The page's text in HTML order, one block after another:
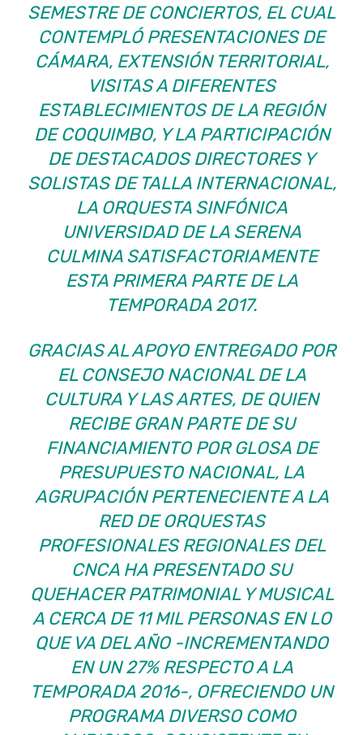
SEMESTRE DE CONCIERTOS, EL CUAL
CONTEMPLÓ PRESENTACIONES DE
CÁMARA, EXTENSIÓN TERRITORIAL,
VISITAS A DIFERENTES
ESTABLECIMIENTOS DE LA REGIÓN
DE COQUIMBO, Y LA PARTICIPACIÓN
DE DESTACADOS DIRECTORES Y
SOLISTAS DE TALLA INTERNACIONAL,
LA ORQUESTA SINFÓNICA
UNIVERSIDAD DE LA SERENA
CULMINA SATISFACTORIAMENTE
ESTA PRIMERA PARTE DE LA
TEMPORADA 2017.
GRACIAS AL APOYO ENTREGADO POR
EL CONSEJO NACIONAL DE LA
CULTURA Y LAS ARTES, DE QUIEN
RECIBE GRAN PARTE DE SU
FINANCIAMIENTO POR GLOSA DE
PRESUPUESTO NACIONAL, LA
AGRUPACIÓN PERTENECIENTE A LA
RED DE ORQUESTAS
PROFESIONALES REGIONALES DEL
CNCA HA PRESENTADO SU
QUEHACER PATRIMONIAL Y MUSICAL
A CERCA DE 11 MIL PERSONAS EN LO
QUE VA DEL AÑO -INCREMENTANDO
EN UN 27% RESPECTO A LA
TEMPORADA 2016-, OFRECIENDO UN
PROGRAMA DIVERSO COMO